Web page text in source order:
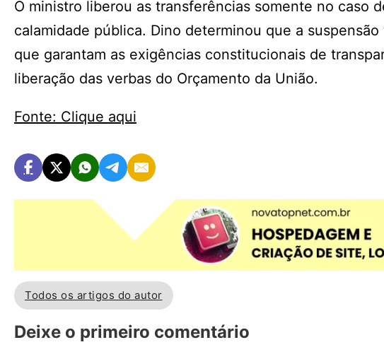
O ministro liberou as transferências somente no caso
calamidade pública. Dino determinou que a
que garantam as exigências constitucionais de
liberação das verbas do Orçamento da União.
Fonte: Clique aqui
Todos os artigos do autor
Deixe o primeiro comentário